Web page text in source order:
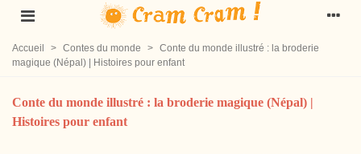
Accueil > Contes du monde > Conte du monde illustré : la broderie
magique (Népal) | Histoires pour enfant
Conte du monde illustré : la broderie magique (Népal) |
Histoires pour enfant